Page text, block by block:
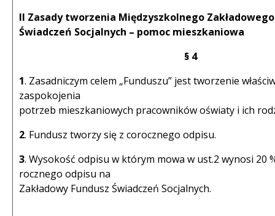
II Zasady tworzenia Międzyszkolnego
Świadczeń Socjalnych – pomoc mieszkaniowa
§ 4
1. Zasadniczym celem „Funduszu” jest tworzenie
zaspokojenia
potrzeb mieszkaniowych pracowników oświaty i ich
2. Fundusz tworzy się z corocznego odpisu.
3. Wysokość odpisu w którym mowa w ust.2 wynosi 20
rocznego odpisu na
Zakładowy Fundusz Świadczeń Socjalnych.